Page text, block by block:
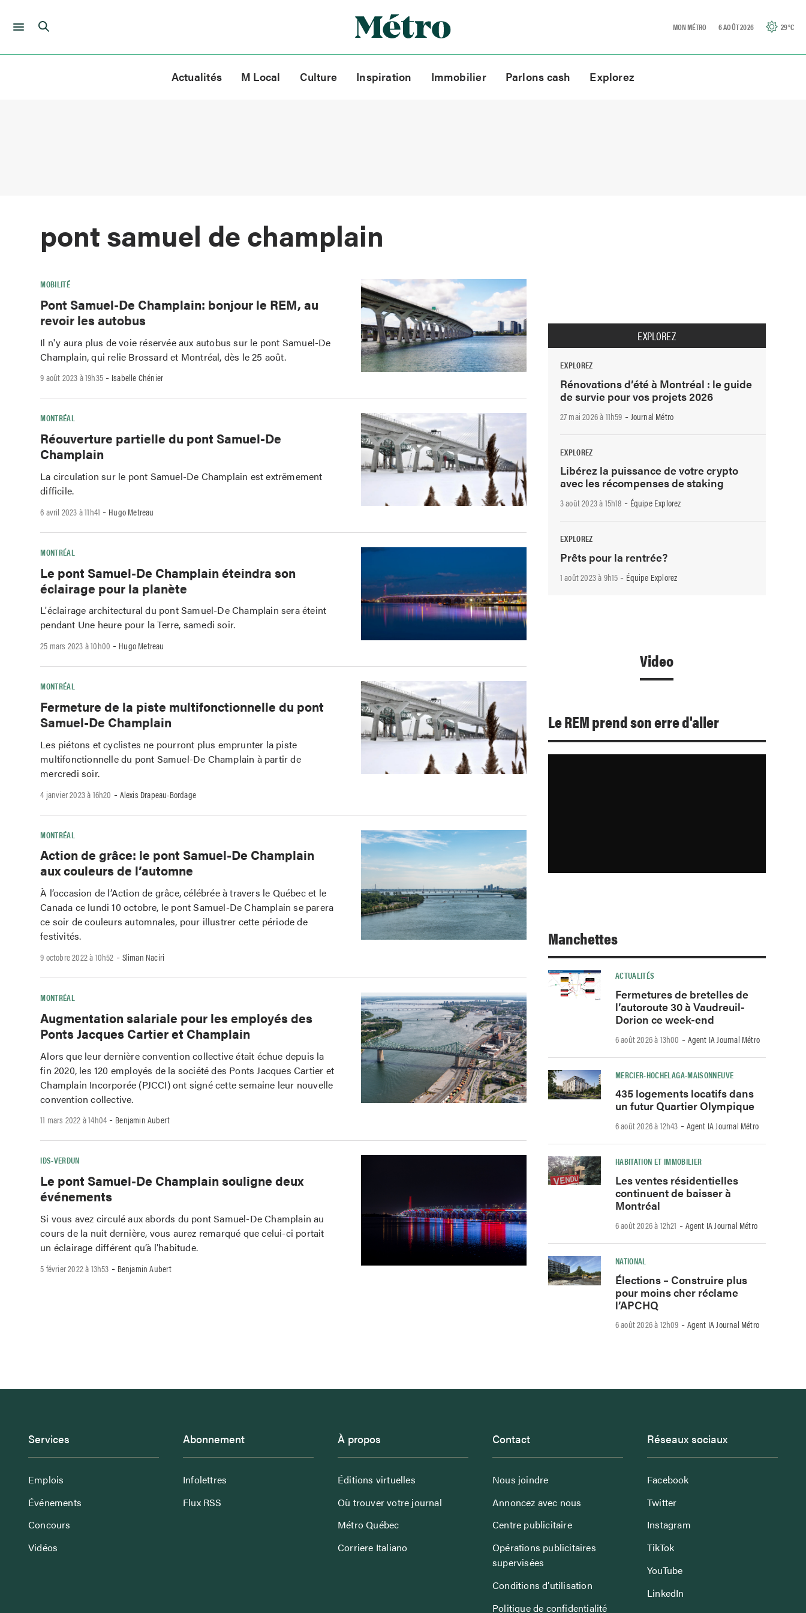
Skip
MON MÉTRO 6 AOÛT 2026 29°C
Actualités M Local Culture Inspiration Immobilier Parlons cash Explorez
pont samuel de champlain
MOBILITÉ
Pont Samuel-De Champlain: bonjour le REM, au
revoir les autobus
Il n'y aura plus de voie réservée aux autobus sur le pont Samuel-De
Champlain, qui relie Brossard et Montréal, dès le 25 août.
9 août 2023 à 19h35 - Isabelle Chénier
MONTRÉAL
Réouverture partielle du pont Samuel-De
Champlain
La circulation sur le pont Samuel-De Champlain est extrêmement
difficile.
6 avril 2023 à 11h41 - Hugo Metreau
MONTRÉAL
Le pont Samuel-De Champlain éteindra son
éclairage pour la planète
L'éclairage architectural du pont Samuel-De Champlain sera éteint
pendant Une heure pour la Terre, samedi soir.
25 mars 2023 à 10h00 - Hugo Metreau
MONTRÉAL
Fermeture de la piste multifonctionnelle du pont
Samuel-De Champlain
Les piétons et cyclistes ne pourront plus emprunter la piste
multifonctionnelle du pont Samuel-De Champlain à partir de
mercredi soir.
4 janvier 2023 à 16h20 -Alexis Drapeau-Bordage
MONTRÉAL
Action de grâce: le pont Samuel-De Champlain
aux couleurs de l’automne
À l’occasion de l’Action de grâce, célébrée à travers le Québec et le
Canada ce lundi 10 octobre, le pont Samuel-De Champlain se parera
ce soir de couleurs automnales, pour illustrer cette période de
festivités.
9 octobre 2022 à 10h52 -Sliman Naciri
MONTRÉAL
Augmentation salariale pour les employés des
Ponts Jacques Cartier et Champlain
Alors que leur dernière convention collective était échue depuis la
fin 2020, les 120 employés de la société des Ponts Jacques Cartier et
Champlain Incorporée (PJCCI) ont signé cette semaine leur nouvelle
convention collective.
11 mars 2022 à 14h04 - Benjamin Aubert
IDS-VERDUN
Le pont Samuel-De Champlain souligne deux
événements
Si vous avez circulé aux abords du pont Samuel-De Champlain au
cours de la nuit dernière, vous aurez remarqué que celui-ci portait
un éclairage différent qu’à l’habitude.
5 février 2022 à 13h53 - Benjamin Aubert
EXPLOREZ
EXPLOREZ
Rénovations d’été à Montréal : le guide
de survie pour vos projets 2026
27 mai 2026 à 11h59 - Journal Métro
EXPLOREZ
Libérez la puissance de votre crypto
avec les récompenses de staking
3 août 2023 à 15h18 - Équipe Explorez
EXPLOREZ
Prêts pour la rentrée?
1 août 2023 à 9h15 - Équipe Explorez
Video
Le REM prend son erre d'aller
Manchettes
ACTUALITÉS
Fermetures de bretelles de
l’autoroute 30 à Vaudreuil-
Dorion ce week-end
6 août 2026 à 13h00 -Agent IA Journal Métro
MERCIER-HOCHELAGA-MAISONNEUVE
435 logements locatifs dans
un futur Quartier Olympique
6 août 2026 à 12h43 -Agent IA Journal Métro
HABITATION ET IMMOBILIER
Les ventes résidentielles
continuent de baisser à
Montréal
6 août 2026 à 12h21 -Agent IA Journal Métro
NATIONAL
Élections – Construire plus
pour moins cher réclame
l’APCHQ
6 août 2026 à 12h09 -Agent IA Journal Métro
Services
Emplois
Événements
Concours
Vidéos
Abonnement
Infolettres
Flux RSS
À propos
Éditions virtuelles
Où trouver votre journal
Métro Québec
Corriere Italiano
Contact
Nous joindre
Annoncez avec nous
Centre publicitaire
Opérations publicitaires
supervisées
Conditions d’utilisation
Politique de confidentialité
Réseaux sociaux
Facebook
Twitter
Instagram
TikTok
YouTube
LinkedIn